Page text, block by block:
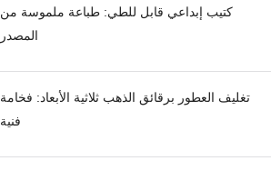
كتيب إبداعي قابل للطي: طباعة ملموسة من
المصدر
تغليف العطور برقائق الذهب ثلاثية الأبعاد: فخامة
فنية